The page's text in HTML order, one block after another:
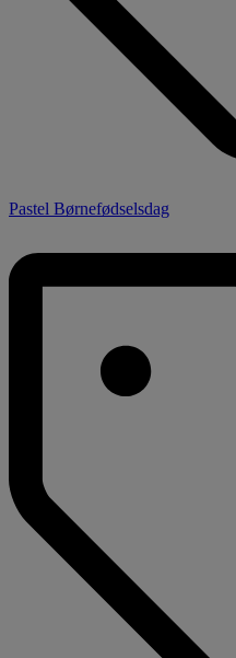
Pastel Børnefødselsdag